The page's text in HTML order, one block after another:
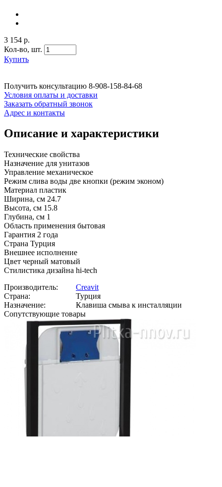
3 154 р.
Кол-во, шт.
Купить
Получить консультацию 8-908-158-84-68
Условия оплаты и доставки
Заказать обратный звонок
Адрес и контакты
Описание и характеристики
Технические свойства
Назначение для унитазов
Управление механическое
Режим слива воды две кнопки (режим эконом)
Материал пластик
Ширина, см 24.7
Высота, см 15.8
Глубина, см 1
Область применения бытовая
Гарантия 2 года
Страна Турция
Внешнее исполнение
Цвет черный матовый
Стилистика дизайна hi-tech
Производитель:
Creavit
Страна:
Турция
Назначение:
Клавиша смыва к инсталляции
Сопутствующие товары